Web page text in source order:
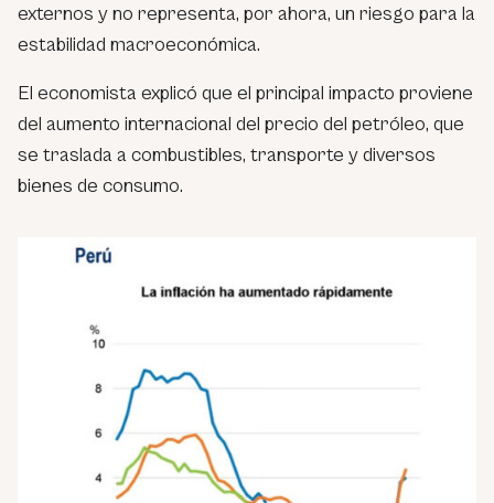
externos y no representa, por ahora, un riesgo para la
estabilidad macroeconómica.
El economista explicó que el principal impacto proviene
del aumento internacional del precio del petróleo, que
se traslada a combustibles, transporte y diversos
bienes de consumo.